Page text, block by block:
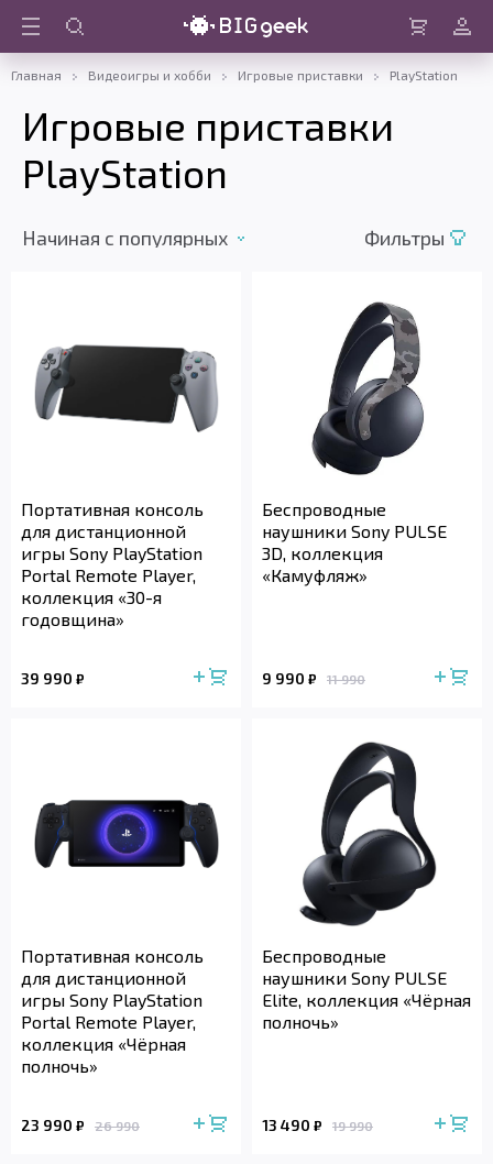
Войти
Главная Видеоигры и хобби Игровые приставки PlayStation
Игровые приставки
PlayStation
Начиная c популярных Фильтры
Портативная консоль
для дистанционной
игры Sony PlayStation
Portal Remote Player,
коллекция «30-я
годовщина»
39 990 ₽
Беспроводные
наушники Sony PULSE
3D, коллекция
«Камуфляж»
9 990 ₽ 11 990
Портативная консоль
для дистанционной
игры Sony PlayStation
Portal Remote Player,
коллекция «Чёрная
полночь»
23 990 ₽ 26 990
Беспроводные
наушники Sony PULSE
Elite, коллекция «Чёрная
полночь»
13 490 ₽ 19 990